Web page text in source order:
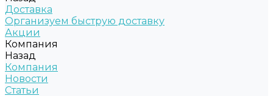
Доставка
Организуем быструю доставку
Акции
Компания
Назад
Компания
Новости
Статьи